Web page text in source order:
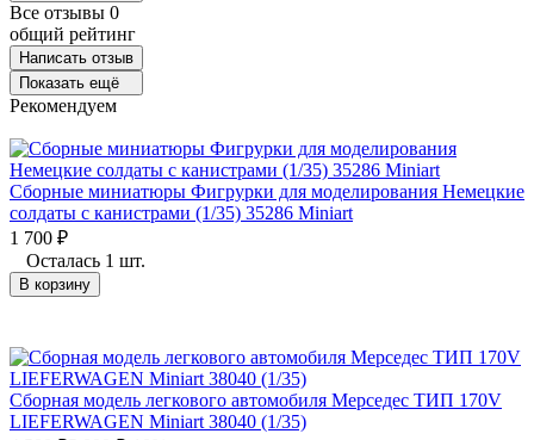
Все отзывы 0
общий рейтинг
Написать отзыв
Показать ещё
Рекомендуем
Сборные миниатюры Фигрурки для моделирования Немецкие
солдаты с канистрами (1/35) 35286 Miniart
1 700 ₽
Осталась 1 шт.
В корзину
Сборная модель легкового автомобиля Мерседес ТИП 170V
LIEFERWAGEN Miniart 38040 (1/35)